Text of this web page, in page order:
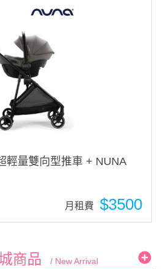
量雙向型推車 + NUNA
$3500
月租費
商品 / New Arrival